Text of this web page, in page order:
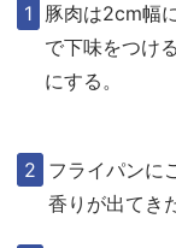
豚肉は2cm幅
で下味をつけ
にする。
フライパンに
香りが出てき